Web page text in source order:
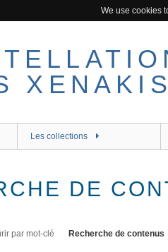
We use cookies
Les collections
DE
par mot-clé Recherche de contenus